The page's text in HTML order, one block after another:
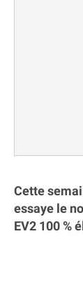
Cette
essaye le
EV2 100 %